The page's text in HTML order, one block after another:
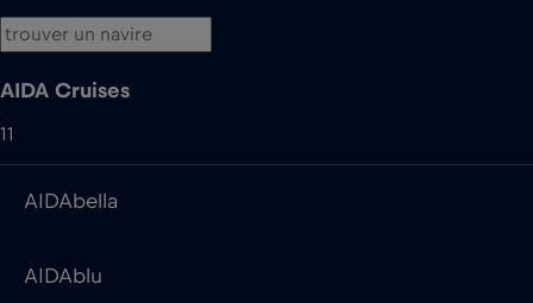
AIDAbella
AIDAcosma
AIDAdiva